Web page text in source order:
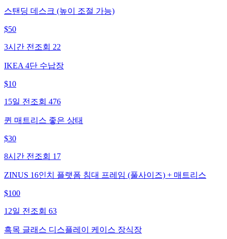
스탠딩 데스크 (높이 조절 가능)
$50
3시간 전 조회 22
IKEA 4단 수납장
$10
15일 전 조회 476
퀸 매트리스 좋은 상태
$30
8시간 전 조회 17
ZINUS 16인치 플랫폼 침대 프레임 (풀사이즈) + 매트리스
$100
12일 전 조회 63
흑목 글래스 디스플레이 케이스 장식장